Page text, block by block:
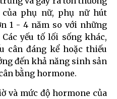
phụ nữ, phụ nữ hút
1 - 4 năm so với những
yếu tố lối sống khác,
cân đáng kể hoặc thiếu
đến khả năng sinh sản
bằng hormone.
và mức độ hormone của